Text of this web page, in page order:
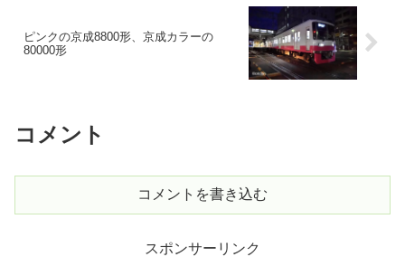
ピンクの京成8800形、京成カラーの
80000形
コメント
コメントを書き込む
スポンサーリンク